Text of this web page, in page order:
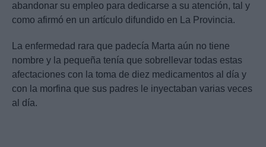
abandonar su empleo para dedicarse a su atención, tal y
como afirmó en un artículo difundido en La Provincia.
La enfermedad rara que padecía Marta aún no tiene
nombre y la pequeña tenía que sobrellevar todas estas
afectaciones con la toma de diez medicamentos al día y
con la morfina que sus padres le inyectaban varias veces
al día.